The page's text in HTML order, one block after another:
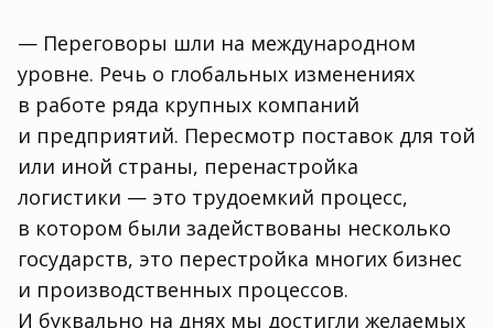
— Переговоры шли на международном
уровне. Речь о глобальных изменениях
в работе ряда крупных компаний
и предприятий. Пересмотр поставок для той
или иной страны, перенастройка
логистики — это трудоемкий процесс,
в котором были задействованы несколько
государств, это перестройка многих бизнес
и производственных процессов.
И буквально на днях мы достигли желаемых